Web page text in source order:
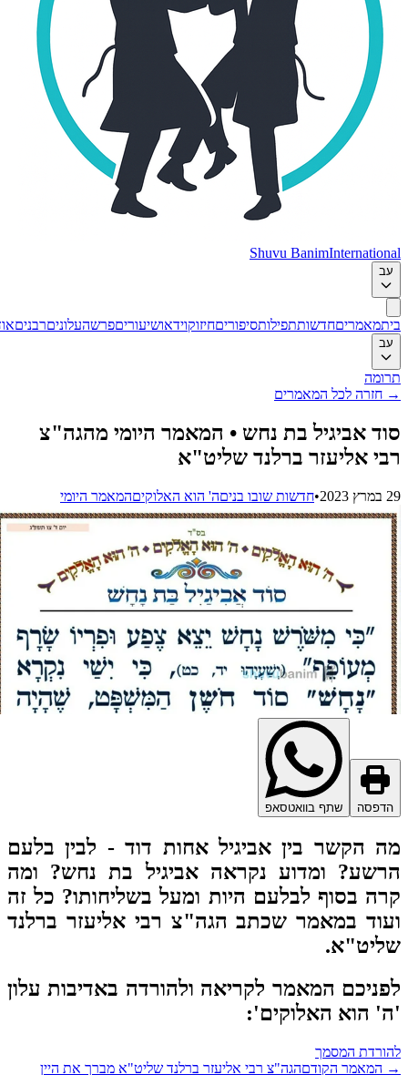
Shuvu Banim
מאמריםחדשותתפילותסיפוריםחיזוקוידאושיעוריםפרשהעלוניםרבניםאודות
חזרה לכל המאמרים
אביגיל בת נחש • המאמר היומי מהגה"צ
אליעזר ברלנד שליט"א
•חדשות שובו בניםה' הוא האלוקיםהמאמר היומי
שתף בוואטסאפ
הקשר בין אביגיל אחות דוד - לבין בלעם
ומדוע נקראה אביגיל בת נחש? ומה
בסוף לבלעם היות ומעל בשליחותו? כל זה
במאמר שכתב הגה"צ רבי אליעזר ברלנד
המאמר לקריאה ולהורדה באדיבות עלון
הוא האלוקים':
המסמך
המאמר הקודםהגה"צ רבי אליעזר ברלנד שליט"א מברך את היין